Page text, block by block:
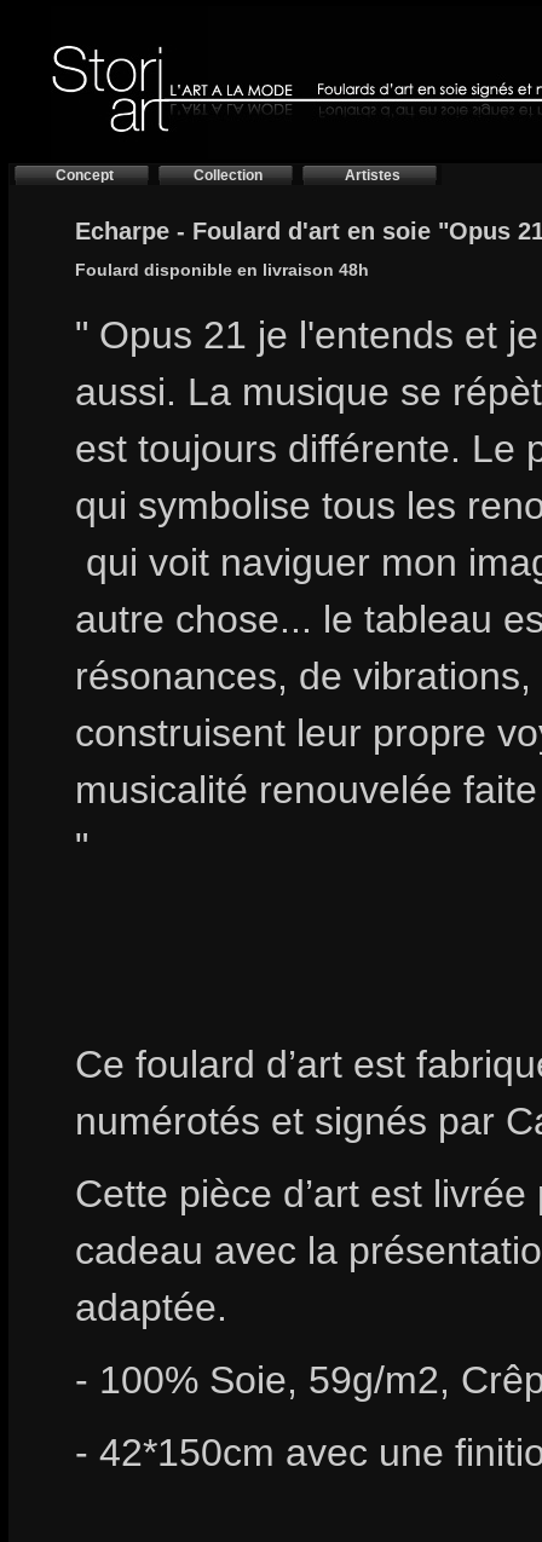
Concept Collection Artistes
Echarpe - Foulard d'art en soie "Opus
Foulard disponible en livraison 48h
" Opus 21 je l'entends et
aussi. La musique se
est toujours différente. Le
qui symbolise tous les
qui voit naviguer mon
autre chose... le tableau
résonances, de
construisent leur propre
musicalité renouvelée
"
Ce foulard d’art est
numérotés et signés par
Cette pièce d’art est
cadeau avec la
adaptée.
- 100% Soie, 59g/m2,
- 42*150cm avec une